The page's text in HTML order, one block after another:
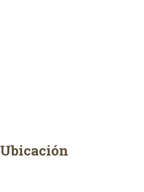
Ubicación